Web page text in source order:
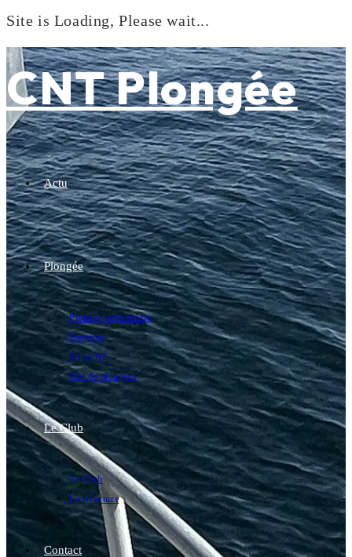
Site is Loading, Please wait...
to
content
CNT Plongée
Actu
Plongée
Plongée exploration
Baptême
N1 et N2
Site de plongées
Le Club
Le Club
La structure
Contact